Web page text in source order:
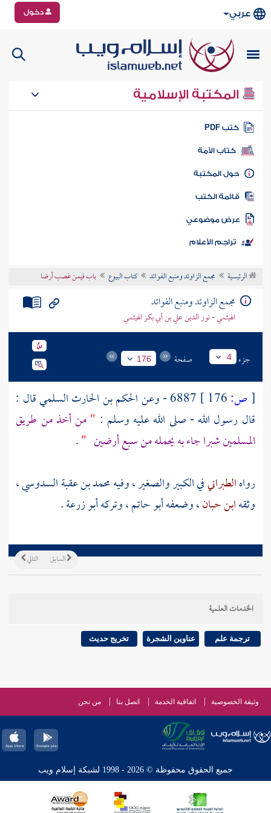
عربي دخول
المكتبة الإسلامية
كتب PDF
كتاب الأمة
المكتبة
الكتب
موضوعي
تراجم الأعلام
الرئيسية مجمع الزاوئد ومنبع الفوائد كتاب البيوع باب فيمن غصب أرضا
مجمع الزاوئد ومنبع الفوائد
الهيثمي - نور الدين علي بن أبي بكر الهيثمي
جزء 4 صفحة 176
[ص: 6887 - وعن الحكم بن الحارث السلميقال :
قال رسول الله - صلى الله عليه وسلم : "من أخذ من طريق
المسلمين شبرا جاء به يحمله من سبع أرضين "
.
رواهالطبرانيفي الكبير والصغير ، وفيهمحمد بن عقبة السدوسي،
وثقهابن حبان، وضعفهأبو حاتم، وتركهأبو زرعة.
التالي السابق
الخدمات العلمية
ترجمة علم عناوين الشجرة تخريج حديث
وثيقة الخصوصية اتفاقية الخدمة اتصل بنا من نحن
جميع الحقوق محفوظة © 2026 - 1998 لشبكة إسلام ويب